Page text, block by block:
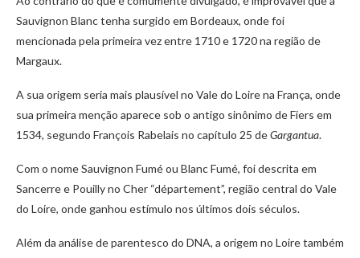
Sauvignon Blanc tenha surgido em Bordeaux, onde foi
mencionada pela primeira vez entre 1710 e 1720 na região de
Margaux.
A sua origem seria mais plausível no Vale do Loire na França, onde
sua primeira menção aparece sob o antigo sinônimo de Fiers em
1534, segundo François Rabelais no capítulo 25 deGargantua.
Com o nome Sauvignon Fumé ou Blanc Fumé, foi descrita em
Sancerre e Pouilly no Cher “département”, região central do Vale
do Loire, onde ganhou estímulo nos últimos dois séculos.
Além da análise de parentesco do DNA, a origem no Loire também